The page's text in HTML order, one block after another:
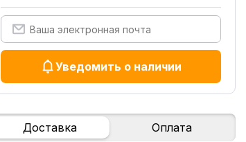
Уведомить о наличии
Доставка Оплата